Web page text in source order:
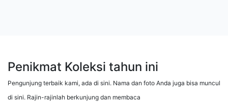
Penikmat Koleksi tahun ini
Pengunjung terbaik kami, ada di sini. Nama dan foto Anda juga bisa muncul
di sini. Rajin-rajinlah berkunjung dan membaca